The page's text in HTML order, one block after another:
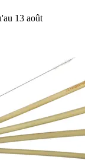
13 août